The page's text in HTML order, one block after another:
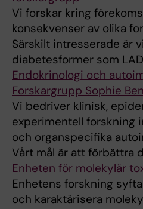
Vi forskar kring
konsekvenser av olika
Särskilt intresserade är
diabetesformer som
Endokrinologi och
Forskargrupp Sophie
Vi bedriver klinisk,
experimentell forskning
och organspecifika
Vårt mål är att förbättra
Enheten för molekylär
Enhetens forskning
och karaktärisera